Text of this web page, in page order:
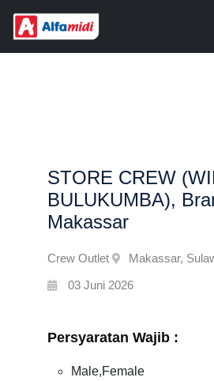
STORE CREW
BULUKUMBA),
Makassar
Crew Outlet
Makassar,
03 Juni 2026
Persyaratan Wajib :
Male,Female